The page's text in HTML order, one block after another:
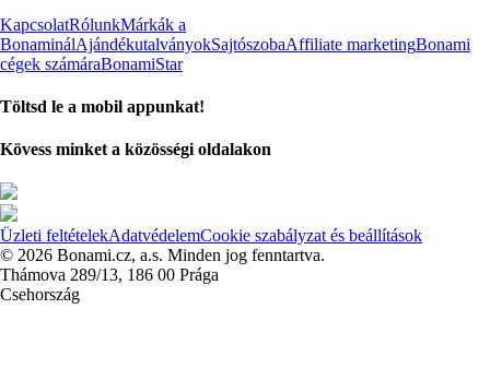
KapcsolatRólunkMárkák a
BonaminálAjándékutalványokSajtószobaAffiliate marketingBonami
cégek számáraBonamiStar
Töltsd le a mobil appunkat!
Kövess minket a közösségi oldalakon
Üzleti feltételekAdatvédelemCookie szabályzat és beállítások
© 2026 Bonami.cz, a.s. Minden jog fenntartva.
Thámova 289/13, 186 00 Prága
Csehország